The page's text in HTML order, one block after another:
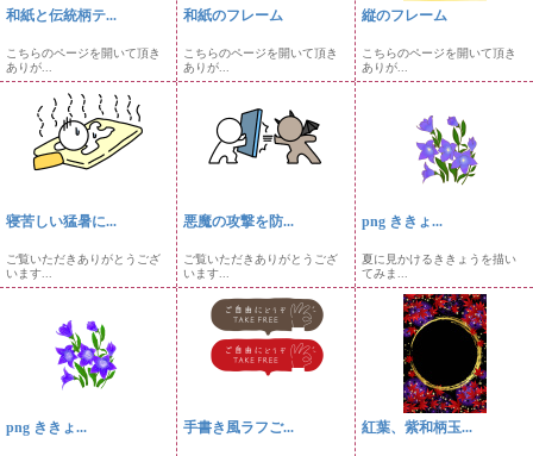
和紙と伝統柄テ...
こちらのページを開いて頂き
ありが...
和紙のフレーム
こちらのページを開いて頂き
ありが...
縦のフレーム
こちらのページを開いて頂き
ありが...
寝苦しい猛暑に...
ご覧いただきありがとうござ
います...
悪魔の攻撃を防...
ご覧いただきありがとうござ
います...
png ききょ...
夏に見かけるききょうを描い
てみま...
png ききょ... 手書き風ラフご... 紅葉、紫和柄玉...